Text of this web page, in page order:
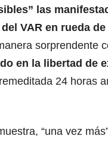
las
VAR en rueda
sorprendente
en la libertad de
24 horas
“una vez